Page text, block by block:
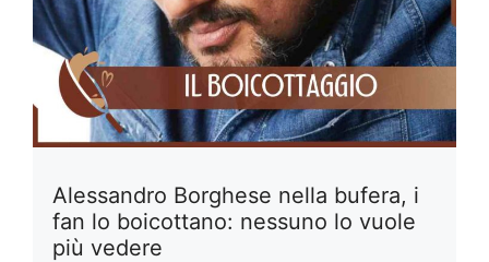
Alessandro Borghese nella bufera, i
fan lo boicottano: nessuno lo vuole
più vedere